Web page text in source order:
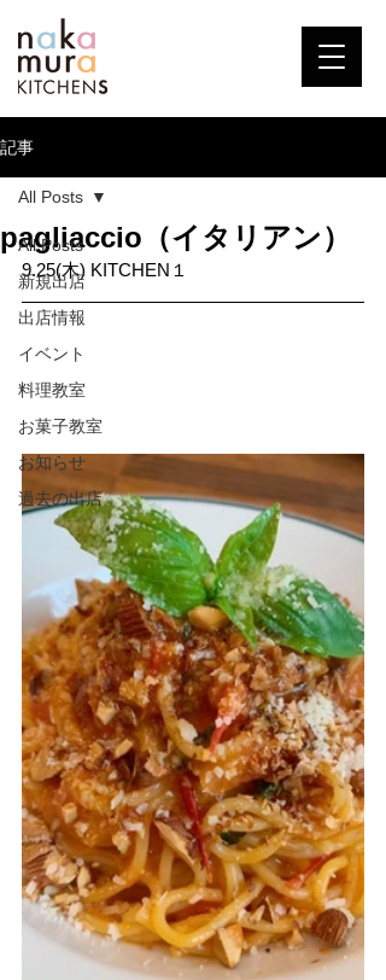
記事
All Posts
新規出店
出店情報
イベント
料理教室
お菓子教室
お知らせ
過去の出店
All Posts
pagliaccio（イタリアン）
9.25(木) KITCHEN１